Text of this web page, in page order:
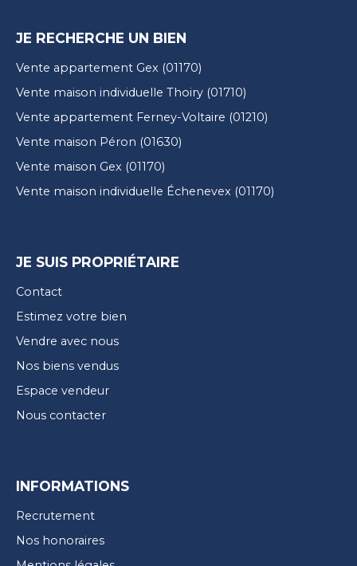
JE RECHERCHE UN BIEN
Vente appartement Gex (01170)
Vente maison individuelle Thoiry (01710)
Vente appartement Ferney-Voltaire (01210)
Vente maison Péron (01630)
Vente maison Gex (01170)
Vente maison individuelle Échenevex (01170)
JE SUIS PROPRIÉTAIRE
Contact
Estimez votre bien
Vendre avec nous
Nos biens vendus
Espace vendeur
Nous contacter
INFORMATIONS
Recrutement
Nos honoraires